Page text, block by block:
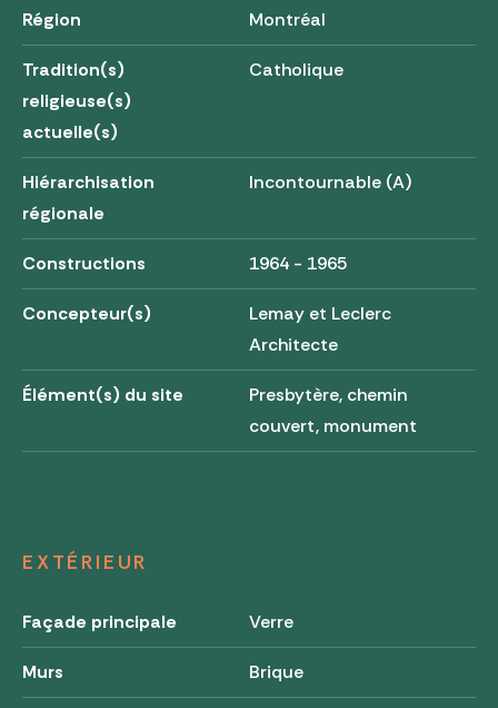
Région Montréal
Tradition(s)
religieuse(s)
actuelle(s)
Catholique
Hiérarchisation
régionale
Incontournable (A)
Constructions 1964 - 1965
Concepteur(s)
Lemay et Leclerc
Architecte
Élément(s) du site
Presbytère, chemin
couvert, monument
EXTÉRIEUR
Façade principale Verre
Murs Brique